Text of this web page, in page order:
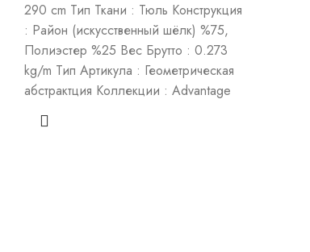
290 cm Тип Ткани : Тюль Конструкция
: Район (искусственный шёлк) %75,
Полиэстер %25 Вес Брутто : 0.273
kg/m Тип Артикула : Геометрическая
абстрактция Коллекции : Advantage